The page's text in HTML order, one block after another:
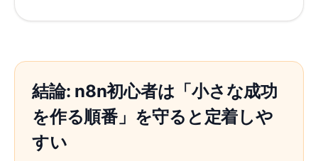
結論: n8n初心者は「小さな成功
を作る順番」を守ると定着しや
すい